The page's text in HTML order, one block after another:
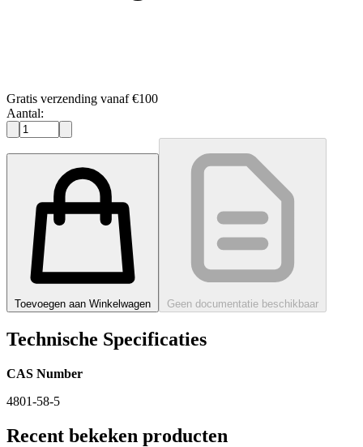
Gratis verzending vanaf €100
Aantal:
Toevoegen aan Winkelwagen Geen documentatie beschikbaar
Technische Specificaties
CAS Number
4801-58-5
Recent bekeken producten